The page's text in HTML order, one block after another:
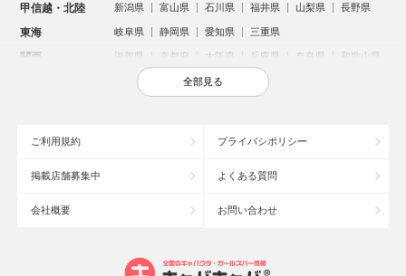
甲信越・北陸 新潟県 富山県 石川県 福井県 山梨県 長野県
東海 岐阜県 静岡県 愛知県 三重県
関西 滋賀県 京都府 大阪府 兵庫県 奈良県 和歌山県
鳥取県 島根県 岡山県 広島県
沖縄県
大宮のキャバクラ 六本木のキャバクラ
全部見る
ご利用規約 プライバシポリシー
掲載店舗募集中 よくある質問
会社概要 お問い合わせ